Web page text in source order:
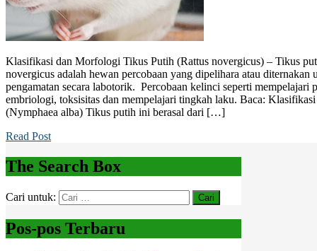
Klasifikasi dan Morfologi Tikus Putih (Rattus novergicus) – Tikus
novergicus adalah hewan percobaan yang dipelihara atau
pengamatan secara labotorik. Percobaan kelinci seperti mempelajari
embriologi, toksisitas dan mempelajari tingkah laku. Baca:
(Nymphaea alba) Tikus putih ini berasal dari […]
Read Post
The Search Box
Cari untuk:
Pos-pos Terbaru